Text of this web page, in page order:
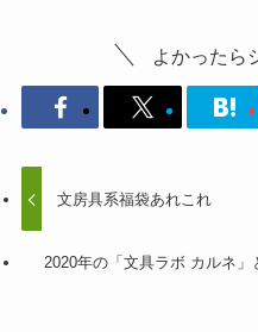
よかったら
文房具系福袋あれこれ
2020年の「文具ラボ カルネ」